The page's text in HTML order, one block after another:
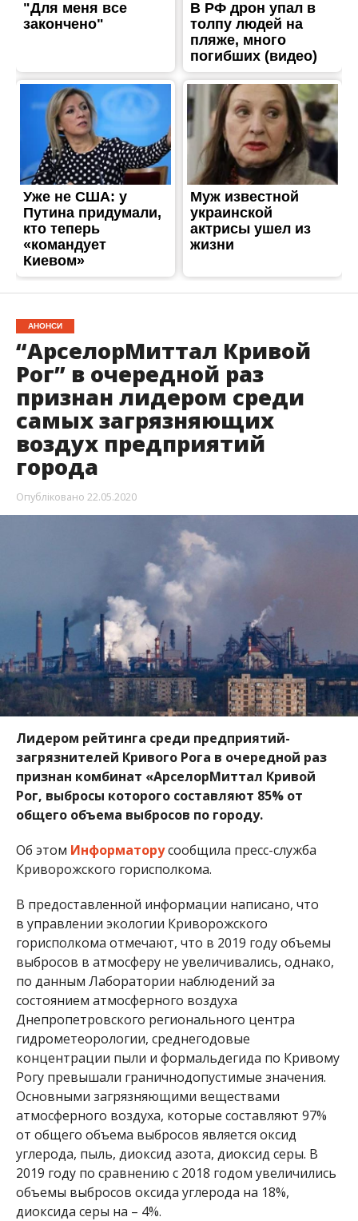
АНОНСИ
“АрселорМиттал Кривой
Рог” в очередной раз
признан лидером среди
самых загрязняющих
воздух предприятий
города
Опубліковано 22.05.2020
Лидером рейтинга среди предприятий-
загрязнителей Кривого Рога в очередной раз
признан комбинат «АрселорМиттал Кривой
Рог, выбросы которого составляют 85% от
общего объема выбросов по городу.
Об этом Информаторусообщила пресс-служба
Криворожского горисполкома.
В предоставленной информации написано, что
в управлении экологии Криворожского
горисполкома отмечают, что в 2019 году объемы
выбросов в атмосферу не увеличивались, однако,
по данным Лаборатории наблюдений за
состоянием атмосферного воздуха
Днепропетровского регионального центра
гидрометеорологии, среднегодовые
концентрации пыли и формальдегида по Кривому
Рогу превышали граничнодопустимые значения.
Основными загрязняющими веществами
атмосферного воздуха, которые составляют 97%
от общего объема выбросов является оксид
углерода, пыль, диоксид азота, диоксид серы. В
2019 году по сравнению с 2018 годом увеличились
объемы выбросов оксида углерода на 18%,
диоксида серы на – 4%.